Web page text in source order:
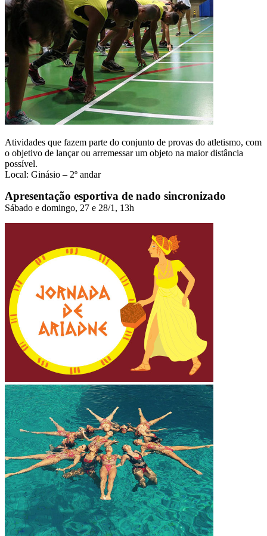
Atividades que fazem parte do conjunto de provas do atletismo, com
o objetivo de lançar ou arremessar um objeto na maior distância
possível.
Local: Ginásio – 2º andar
Apresentação esportiva de nado sincronizado
Sábado e domingo, 27 e 28/1, 13h